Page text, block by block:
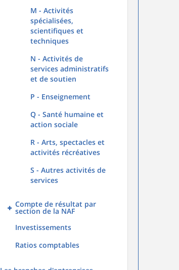
M - Activités
spécialisées,
scientifiques et
techniques
N - Activités de
services administratifs
et de soutien
P - Enseignement
Q - Santé humaine et
action sociale
R - Arts, spectacles et
activités récréatives
S - Autres activités de
services
Compte de résultat par
section de la NAF
Investissements
Ratios comptables